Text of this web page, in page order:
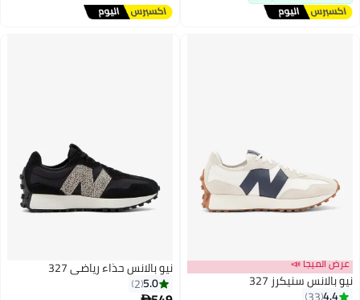
327
نيو بالانس حذاء رياضي 327